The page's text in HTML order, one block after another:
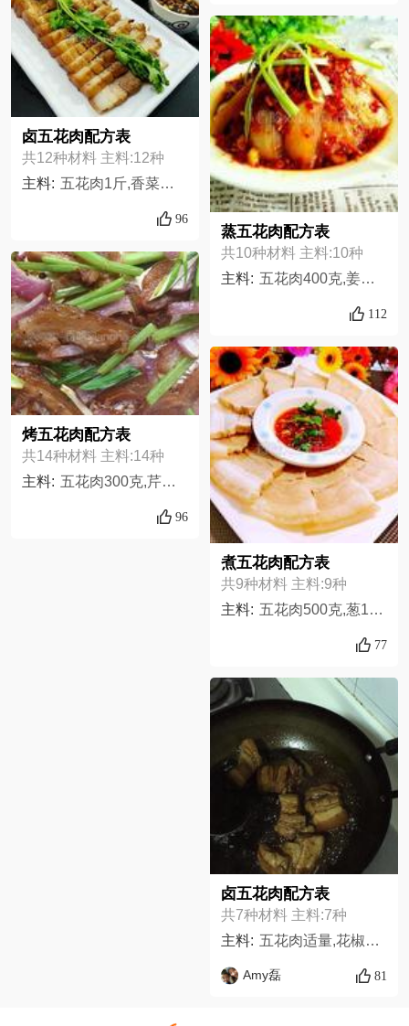
卤五花肉配方表
共12种材料 主料:12种
主料: 五花肉1斤,香菜少许,姜少许,蒜6瓣,茴香桂皮香叶各1个,醋2大勺,盐2小勺,香油6滴,耗油少许,六月鲜酱油少许,味精小半勺,料酒少许
96
烤五花肉配方表
共14种材料 主料:14种
主料: 五花肉300克,芹菜适量,食用油1勺,黑胡椒粉适量,姜片适量,孜然粉适量,辣椒粉适量,韩国辣椒酱1小勺,美极鲜酱油适量,面酱1小勺,糖渍橙皮少许,料酒2勺,蚝油1勺,洋葱适量
96
蒸五花肉配方表
共10种材料 主料:10种
主料: 五花肉400克,姜少许,蒜四瓣,大葱一根,辣椒面适量,盐少许,油适量,老抽少许,十三香少许,料酒适量,
112
煮五花肉配方表
共9种材料 主料:9种
主料: 五花肉500克,葱1段,姜3片,花椒适量,桂皮1块,大料2朵,香叶2片,辣椒油适量,海鲜酱油适量,
77
卤五花肉配方表
共7种材料 主料:7种
主料: 五花肉适量,花椒30克,大料20克,生抽适量,香叶5片,葱20克,盐50克,
Amy磊 81